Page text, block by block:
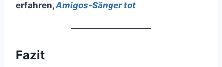
erfahren,Amigos-Sänger tot
Fazit